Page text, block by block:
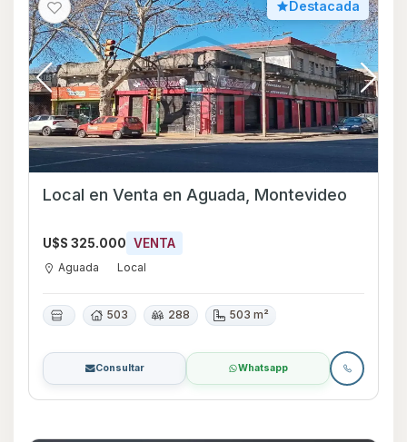
Destacada
Local en Venta en Aguada, Montevideo
U$S 325.000 VENTA
Aguada Local
503 288 503 m²
Consultar Whatsapp